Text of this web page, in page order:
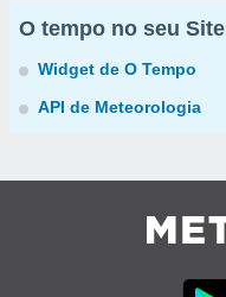
O tempo no seu Site
Widget de O Tempo
API de Meteorologia